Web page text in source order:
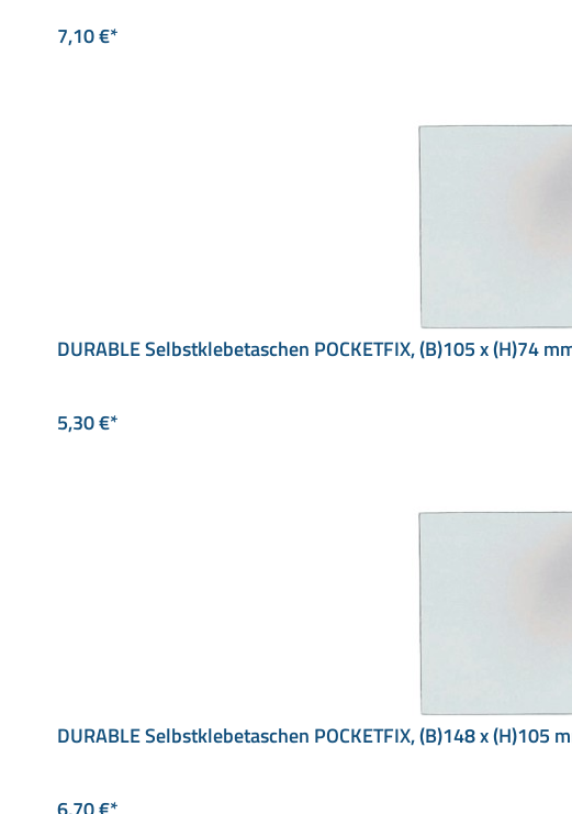
7,10 €*
DURABLE Selbstklebetaschen POCKETFIX, (B)105 x (H)74
5,30 €*
DURABLE Selbstklebetaschen POCKETFIX, (B)148 x (H)105